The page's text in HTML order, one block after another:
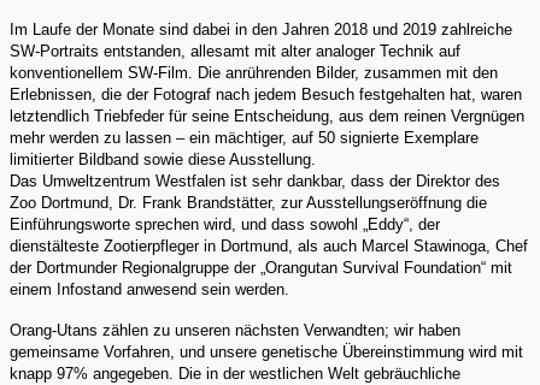
Im Laufe der Monate sind dabei in den Jahren 2018 und 2019 zahlreiche
SW-Portraits entstanden, allesamt mit alter analoger Technik auf
konventionellem SW-Film. Die anrührenden Bilder, zusammen mit den
Erlebnissen, die der Fotograf nach jedem Besuch festgehalten hat, waren
letztendlich Triebfeder für seine Entscheidung, aus dem reinen Vergnügen
mehr werden zu lassen – ein mächtiger, auf 50 signierte Exemplare
limitierter Bildband sowie diese Ausstellung.
Das Umweltzentrum Westfalen ist sehr dankbar, dass der Direktor des
Zoo Dortmund, Dr. Frank Brandstätter, zur Ausstellungseröffnung die
Einführungsworte sprechen wird, und dass sowohl „Eddy“, der
dienstälteste Zootierpfleger in Dortmund, als auch Marcel Stawinoga, Chef
der Dortmunder Regionalgruppe der „Orangutan Survival Foundation“ mit
einem Infostand anwesend sein werden.
Orang-Utans zählen zu unseren nächsten Verwandten; wir haben
gemeinsame Vorfahren, und unsere genetische Übereinstimmung wird mit
knapp 97% angegeben. Die in der westlichen Welt gebräuchliche